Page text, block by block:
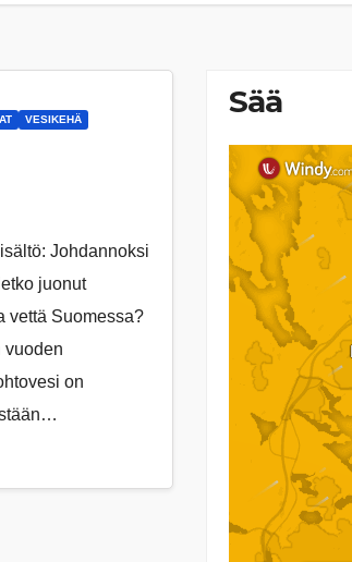
VESIKEHÄ
Johdannoksi
juonut
vettä Suomessa?
vuoden
on
Sää